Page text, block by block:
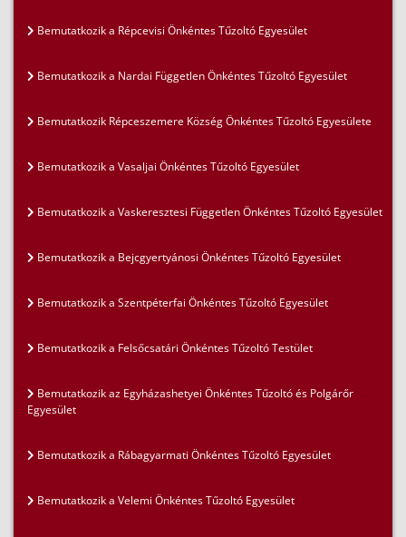
Bemutatkozik a Répcevisi Önkéntes Tűzoltó Egyesület
Bemutatkozik a Nardai Független Önkéntes Tűzoltó Egyesület
Bemutatkozik Répceszemere Község Önkéntes Tűzoltó Egyesülete
Bemutatkozik a Vasaljai Önkéntes Tűzoltó Egyesület
Bemutatkozik a Vaskeresztesi Független Önkéntes Tűzoltó Egyesület
Bemutatkozik a Bejcgyertyánosi Önkéntes Tűzoltó Egyesület
Bemutatkozik a Szentpéterfai Önkéntes Tűzoltó Egyesület
Bemutatkozik a Felsőcsatári Önkéntes Tűzoltó Testület
Bemutatkozik az Egyházashetyei Önkéntes Tűzoltó és Polgárőr
Egyesület
Bemutatkozik a Rábagyarmati Önkéntes Tűzoltó Egyesület
Bemutatkozik a Velemi Önkéntes Tűzoltó Egyesület